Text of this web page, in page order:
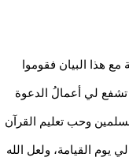
هذا البيان فقوموا
لي أعمالُ الدعوة
وحب تعليم القرآن
يوم القيامة، ولعل الله